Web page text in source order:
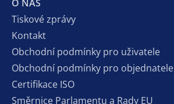
O NÁS
Tiskové zprávy
Kontakt
Obchodní podmínky pro uživatele
Obchodní podmínky pro objednatele
Certifikace ISO
Směrnice Parlamentu a Rady EU